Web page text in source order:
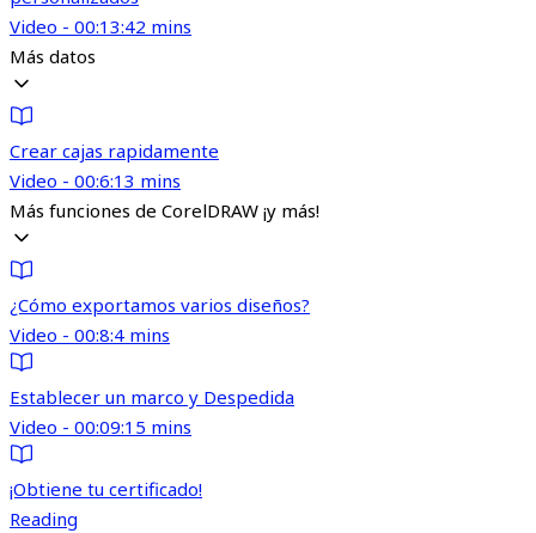
Video - 00:13:42 mins
Más datos
Crear cajas rapidamente
Video - 00:6:13 mins
Más funciones de CorelDRAW ¡y más!
¿Cómo exportamos varios diseños?
Video - 00:8:4 mins
Establecer un marco y Despedida
Video - 00:09:15 mins
¡Obtiene tu certificado!
Reading